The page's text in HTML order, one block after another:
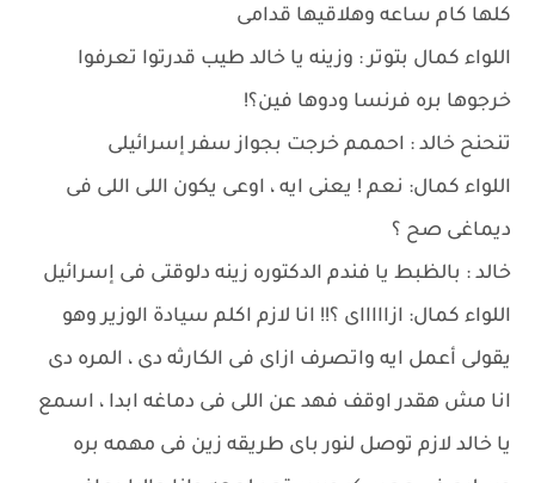
كلها كام ساعه وهلاقيها قدامى
اللواء كمال بتوتر : وزينه يا خالد طيب قدرتوا تعرفوا
خرجوها بره فرنسا ودوها فين؟!
تنحنح خالد : احممم خرجت بجواز سفر إسرائيلى
اللواء كمال: نعم ! يعنى ايه ، اوعى يكون اللى اللى فى
ديماغى صح ؟
خالد : بالظبط يا فندم الدكتوره زينه دلوقتى فى إسرائيل
اللواء كمال: ازاااااى ؟!! انا لازم اكلم سيادة الوزير وهو
يقولى أعمل ايه واتصرف ازاى فى الكارثه دى ، المره دى
انا مش هقدر اوقف فهد عن اللى فى دماغه ابدا ، اسمع
يا خالد لازم توصل لنور باى طريقه زين فى مهمه بره